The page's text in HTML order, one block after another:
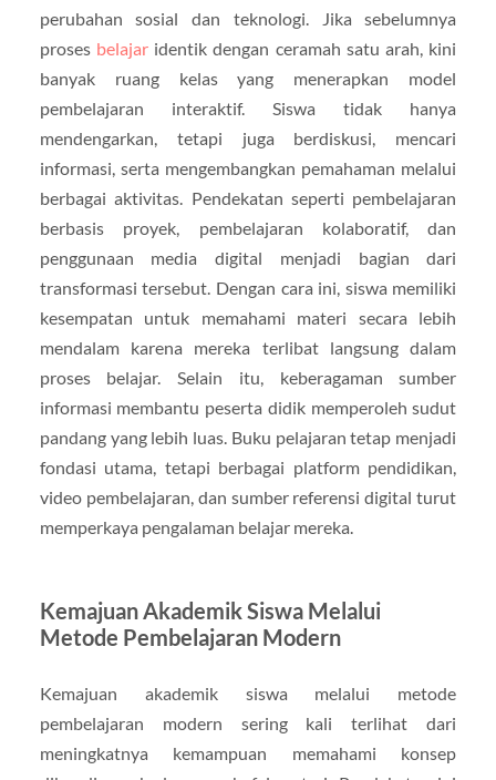
perubahan sosial dan teknologi. Jika sebelumnya
proses belajar identik dengan ceramah satu arah, kini
banyak ruang kelas yang menerapkan model
pembelajaran interaktif. Siswa tidak hanya
mendengarkan, tetapi juga berdiskusi, mencari
informasi, serta mengembangkan pemahaman melalui
berbagai aktivitas. Pendekatan seperti pembelajaran
berbasis proyek, pembelajaran kolaboratif, dan
penggunaan media digital menjadi bagian dari
transformasi tersebut. Dengan cara ini, siswa memiliki
kesempatan untuk memahami materi secara lebih
mendalam karena mereka terlibat langsung dalam
proses belajar. Selain itu, keberagaman sumber
informasi membantu peserta didik memperoleh sudut
pandang yang lebih luas. Buku pelajaran tetap menjadi
fondasi utama, tetapi berbagai platform pendidikan,
video pembelajaran, dan sumber referensi digital turut
memperkaya pengalaman belajar mereka.
Kemajuan Akademik Siswa Melalui
Metode Pembelajaran Modern
Kemajuan akademik siswa melalui metode
pembelajaran modern sering kali terlihat dari
meningkatnya kemampuan memahami konsep